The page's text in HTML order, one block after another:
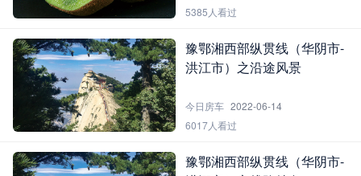
5385人看过
豫鄂湘西部纵贯线（华阴市-
洪江市）之沿途风景
今日房车 2022-06-14
6017人看过
豫鄂湘西部纵贯线（华阴市-